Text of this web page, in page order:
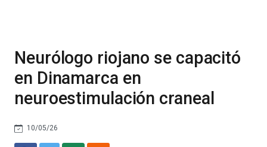
Neurólogo riojano se capacitó
en Dinamarca en
neuroestimulación craneal
10/05/26